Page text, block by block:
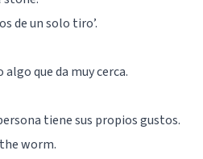
de un solo tiro’.
algo que da muy cerca.
tiene sus propios gustos.
worm.